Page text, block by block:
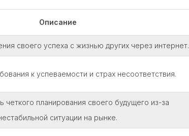
Описание
своего успеха с жизнью других через интернет.
к успеваемости и страх несоответствия.
четкого планирования своего будущего из-за
ситуации на рынке.